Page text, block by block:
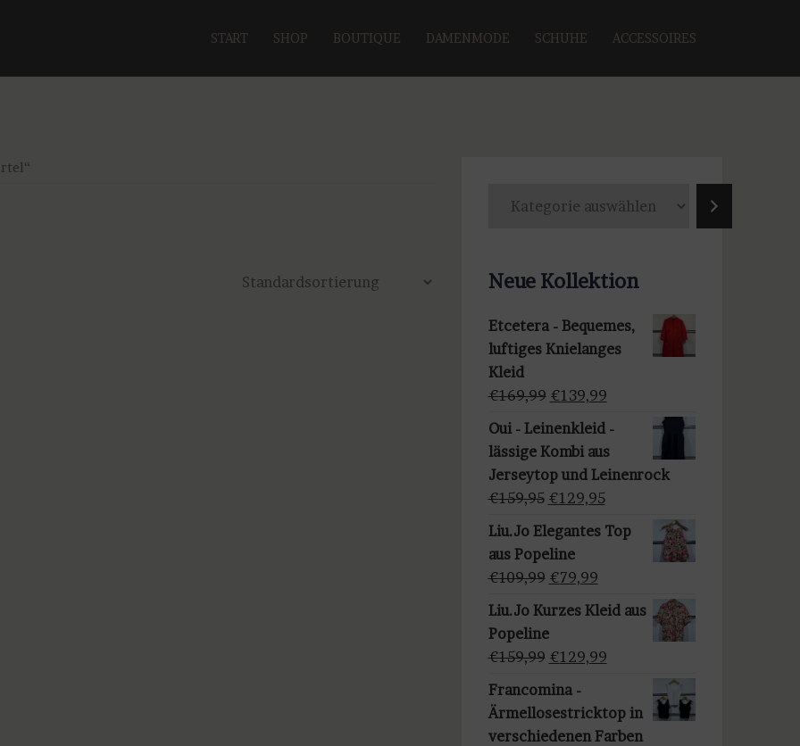
START SHOP BOUTIQUE DAMENMODE SCHUHE ACCESSOIRES
g
r
i
e
a
u
s
w
ä
Neue Kollektion
Etcetera - Bequemes,
luftiges Knielanges
Kleid
€169,99 Ursprünglicher
Preis
war:
€169,99
€139,99Aktueller
€139,99.
Oui - Leinenkleid -
lässige Kombi aus
Jerseytop und Leinenrock
€159,95 Ursprünglicher
war:
€129,95Aktueller
Preis
ist:
€129,95.
Liu.Jo Elegantes Top
aus Popeline
€109,99 Ursprünglicher
€79,99Aktueller
Preis
Liu.Jo Kurzes Kleid aus
Popeline
€159,99 Ursprünglicher
Preis
€159,99
€129,99Aktueller
€129,99.
Francomina -
Ärmellosestricktop in
verschiedenen Farben